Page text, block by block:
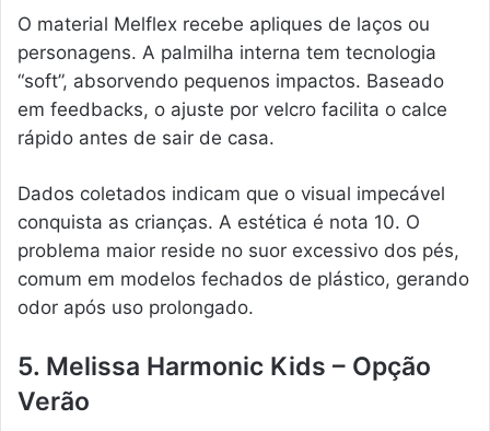
O material Melflex recebe apliques de laços ou
personagens. A palmilha interna tem tecnologia
“soft”, absorvendo pequenos impactos. Baseado
em feedbacks, o ajuste por velcro facilita o calce
rápido antes de sair de casa.
Dados coletados indicam que o visual impecável
conquista as crianças. A estética é nota 10. O
problema maior reside no suor excessivo dos pés,
comum em modelos fechados de plástico, gerando
odor após uso prolongado.
5. Melissa Harmonic Kids – Opção
Verão